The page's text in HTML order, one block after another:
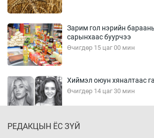
Зарим гол нэрийн
сарынхаас буурчээ
Өчигдөр 15 цаг 00 мин
Хиймэл оюун хяналтаас
Өчигдөр 14 цаг 30 мин
РЕДАКЦЫН ЁС ЗҮЙ